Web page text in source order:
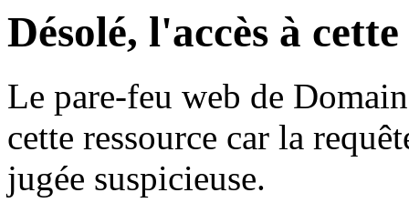
Désolé, l'accès à
Le pare-feu web de
cette ressource car la
jugée suspicieuse.